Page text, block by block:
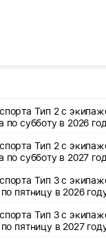
Тип 2 с
с понедельника по субботу в 2026
Тип 2 с
СПб ГКУ «СПб ИАЦ», 14 часов с
Тип 3 с
понедельника по пятницу в 2026
Тип 3 с
понедельника по пятницу в 2027